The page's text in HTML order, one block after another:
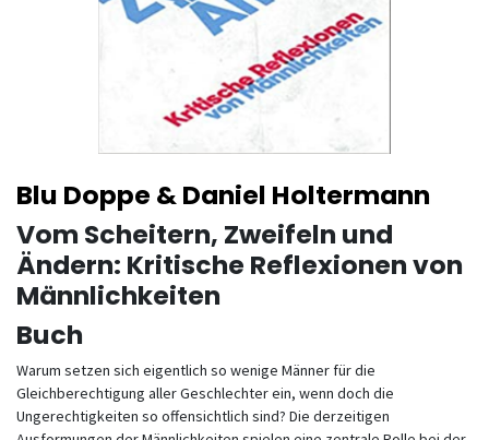
Blu Doppe & Daniel Holtermann
Vom Scheitern, Zweifeln und
Ändern: Kritische Reflexionen von
Männlichkeiten
Buch
Warum setzen sich eigentlich so wenige Männer für die
Gleichberechtigung aller Geschlechter ein, wenn doch die
Ungerechtigkeiten so offensichtlich sind? Die derzeitigen